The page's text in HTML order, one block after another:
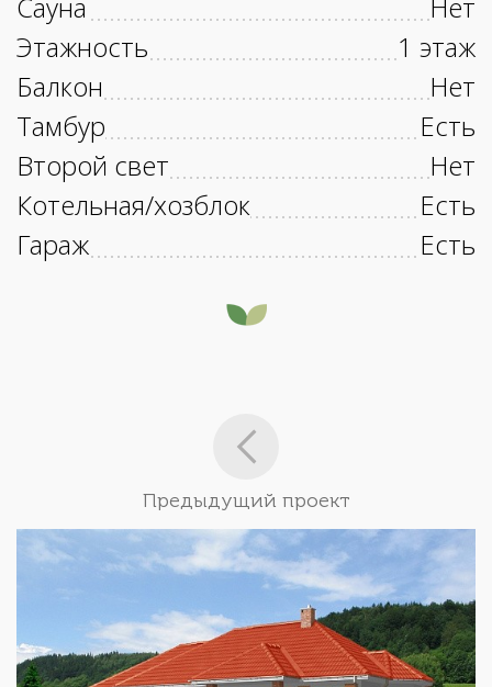
Этажность
1 этаж
Балкон
Нет
Тамбур
Есть
Второй свет
Нет
Котельная/хозблок
Есть
Гараж
Есть
Предыдущий проект